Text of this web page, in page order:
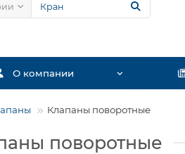
О компании
Клапаны поворотные
поворотные